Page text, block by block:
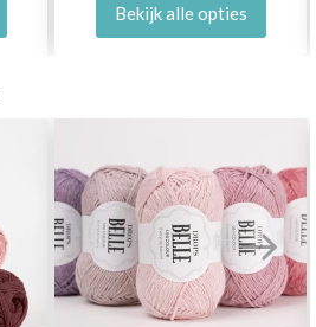
Bekijk alle opties